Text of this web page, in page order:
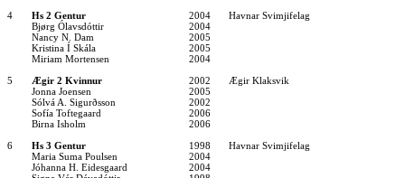
4
Hs 2 Gentur 2004
Havnar Svimjifelag
Bjørg Ólavsdóttir
2004
Nancy N. Dam
2005
Kristina Í Skála
2005
Miriam Mortensen
2004
5
Ægir 2 Kvinnur 2002
Ægir Klaksvik
Jonna Joensen
2005
Sólvá A. Sigurðsson
2002
Sofía Toftegaard
2006
Birna Isholm
2006
6
Hs 3 Gentur 1998
Havnar Svimjifelag
Maria Suma Poulsen
2004
Jóhanna H. Eidesgaard
2004